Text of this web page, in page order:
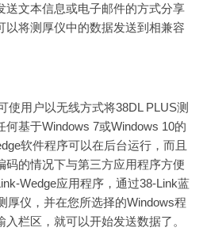
送文本信息或电子邮件的方式分享
以将测厚仪中的数据发送到相兼容
使用户以无线方式将38DL PLUS测
何基于Windows 7或Windows 10的
软件程序可以在后台运行，而且
码的情况下与第三方应用程序方便
Wedge应用程序，通过38-Link蓝
厚仪，并在您所选择的Windows程
栏区，就可以开始发送数据了。